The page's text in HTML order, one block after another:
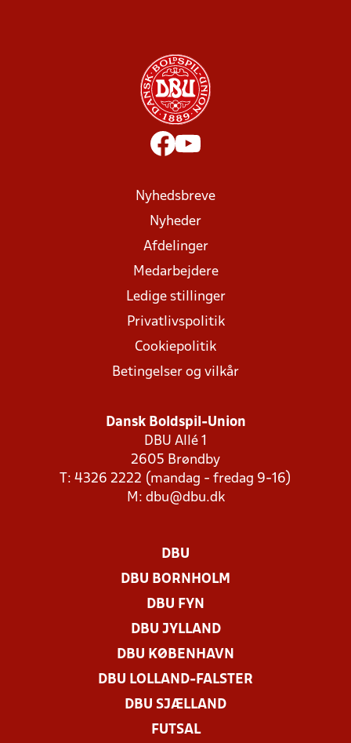
Nyhedsbreve
Nyheder
Afdelinger
Medarbejdere
Ledige stillinger
Privatlivspolitik
Cookiepolitik
Betingelser og vilkår
Dansk Boldspil-Union
DBU Allé 1
2605 Brøndby
T: 4326 2222 (mandag - fredag 9-16)
M: dbu@dbu.dk
DBU
DBU BORNHOLM
DBU FYN
DBU JYLLAND
DBU KØBENHAVN
DBU LOLLAND-FALSTER
DBU SJÆLLAND
FUTSAL